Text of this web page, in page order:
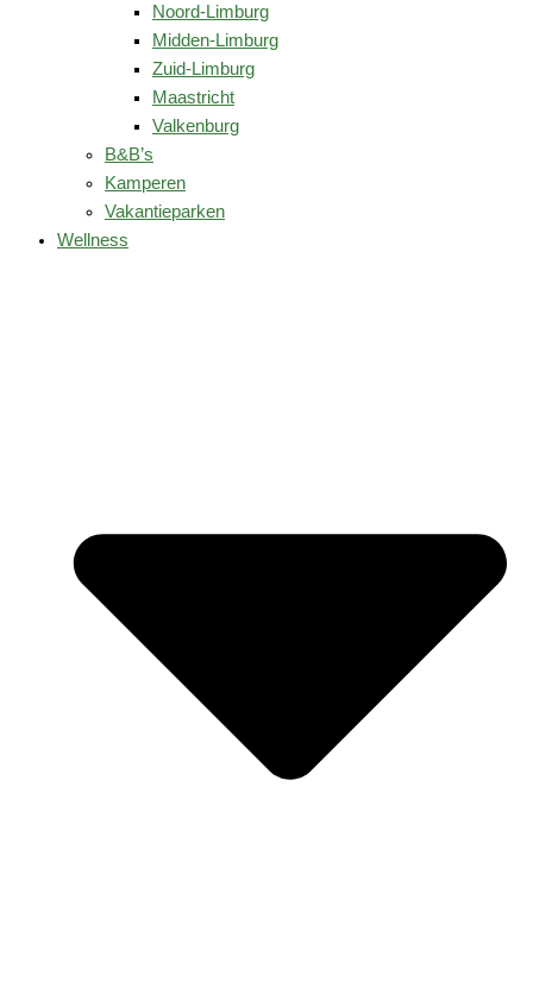
Noord-Limburg
Midden-Limburg
Zuid-Limburg
Maastricht
Valkenburg
B&B’s
Kamperen
Vakantieparken
Wellness